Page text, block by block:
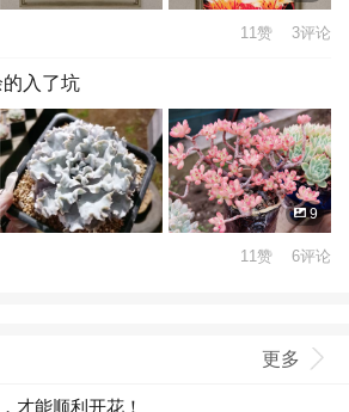
11赞 3评论
入了坑
9
11赞 6评论
更多
才能顺利开花！